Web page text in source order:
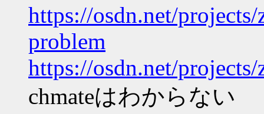
https://osdn.net/
problem
https://osdn.net/
chmateはわからない